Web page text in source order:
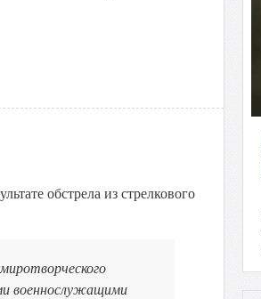
обстрела из стрелкового
военнослужащими